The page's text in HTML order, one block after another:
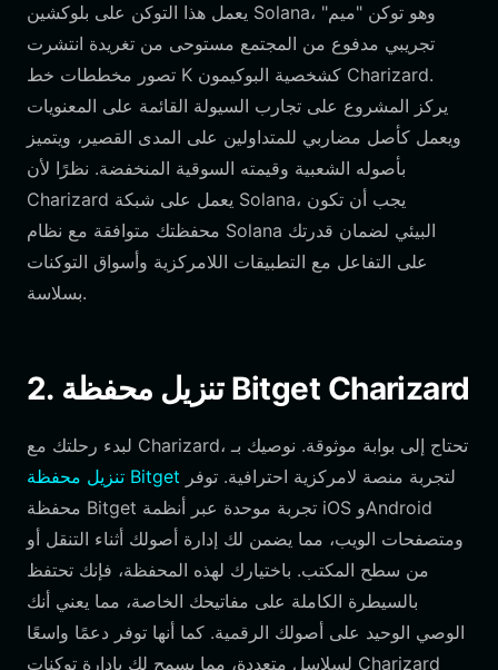
يعمل هذا التوكن على بلوكشين Solana، وهو توكن "ميم"
تجريبي مدفوع من المجتمع مستوحى من تغريدة انتشرت
تصور مخططات خط K كشخصية البوكيمون Charizard.
يركز المشروع على تجارب السيولة القائمة على المعنويات
ويعمل كأصل مضاربي للمتداولين على المدى القصير، ويتميز
بأصوله الشعبية وقيمته السوقية المنخفضة. نظرًا لأن
Charizard يعمل على شبكة Solana، يجب أن تكون
محفظتك متوافقة مع نظام Solana البيئي لضمان قدرتك
على التفاعل مع التطبيقات اللامركزية وأسواق التوكنات
بسلاسة.
2. تنزيل محفظة Bitget Charizard
لبدء رحلتك مع Charizard، تحتاج إلى بوابة موثوقة. نوصيك بـ
تنزيل محفظة Bitget
محفظة Bitget تجربة موحدة عبر أنظمة iOS وAndroid
ومتصفحات الويب، مما يضمن لك إدارة أصولك أثناء التنقل أو
من سطح المكتب. باختيارك لهذه المحفظة، فإنك تحتفظ
بالسيطرة الكاملة على مفاتيحك الخاصة، مما يعني أنك
الوصي الوحيد على أصولك الرقمية. كما أنها توفر دعمًا واسعًا
لسلاسل متعددة، مما يسمح لك بإدارة توكنات Charizard